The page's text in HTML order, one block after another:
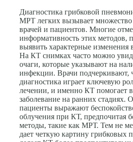
Диагностика грибковой
МРТ легких вызывает
врачей и пациентов. Многие
информативность этих методов,
выявить характерные изменения
На КТ снимках часто можно
очаги, которые указывают на
инфекции. Врачи подчеркивают,
диагностика играет ключевую
лечении, и именно КТ помогает
заболевание на ранних стадиях.
пациенты выражают
облучения при КТ, предпочитая
методы, такие как МРТ. Тем не
дает четкую картину грибковых